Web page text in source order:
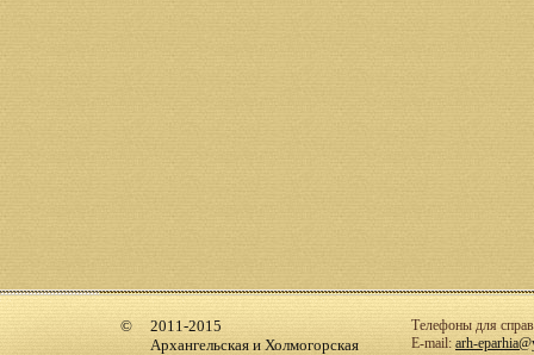
2011-2015
Архангельская и Холмогорская
Телефоны для
E-mail: arh-